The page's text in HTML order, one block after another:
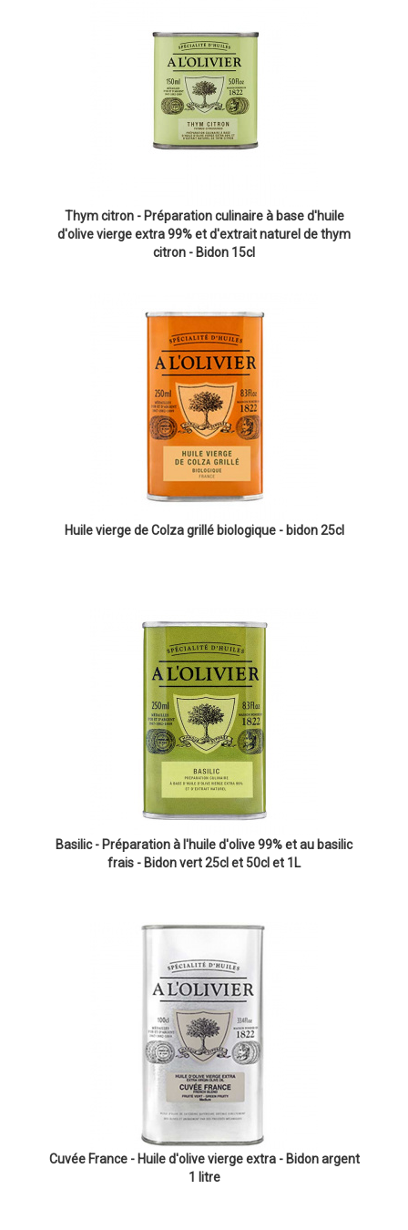
Thym citron - Préparation culinaire à base d'huile
d'olive vierge extra 99% et d'extrait naturel de thym
citron - Bidon 15cl
Huile vierge de Colza grillé biologique - bidon 25cl
Basilic - Préparation à l'huile d'olive 99% et au basilic
frais - Bidon vert 25cl et 50cl et 1L
Cuvée France - Huile d'olive vierge extra - Bidon argent
1 litre